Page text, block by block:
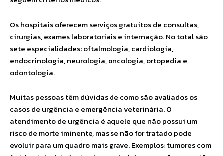
Os hospitais oferecem serviços gratuitos de consultas,
cirurgias, exames laboratoriais e internação. No total são
sete especialidades: oftalmologia, cardiologia,
endocrinologia, neurologia, oncologia, ortopedia e
odontologia.
Muitas pessoas têm dúvidas de como são avaliados os
casos de urgência e emergência veterinária. O
atendimento de urgência é aquele que não possui um
risco de morte iminente, mas se não for tratado pode
evoluir para um quadro mais grave. Exemplos: tumores com